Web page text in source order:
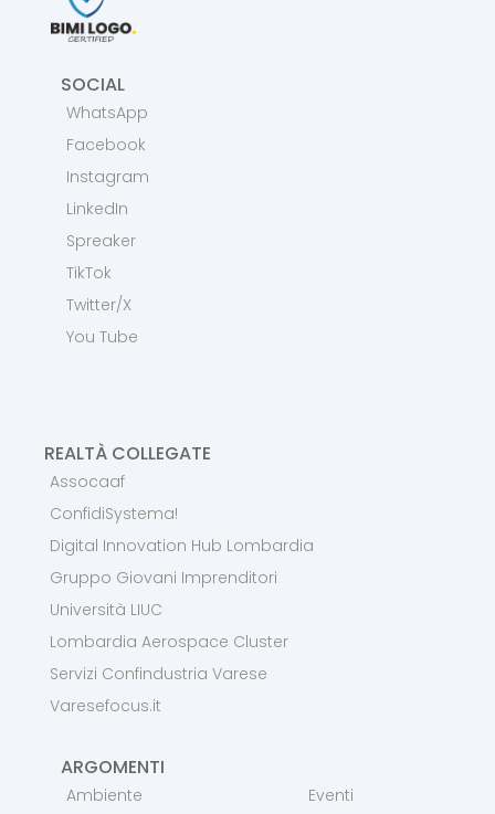
SOCIAL
WhatsApp
Facebook
Instagram
LinkedIn
Spreaker
TikTok
Twitter/X
You Tube
REALTÀ COLLEGATE
Assocaaf
ConfidiSystema!
Digital Innovation Hub Lombardia
Gruppo Giovani Imprenditori
Università LIUC
Lombardia Aerospace Cluster
Servizi Confindustria Varese
Varesefocus.it
ARGOMENTI
Ambiente
Eventi